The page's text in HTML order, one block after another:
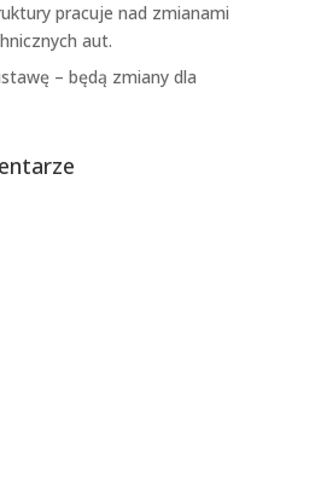
pracuje nad zmianami
aut.
– będą zmiany dla